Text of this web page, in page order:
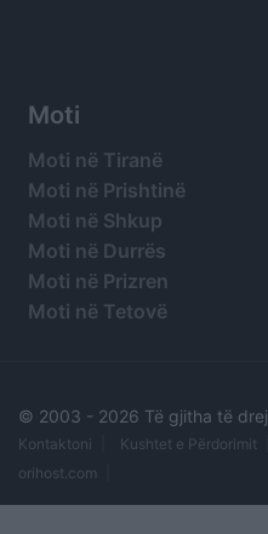
Moti
Moti në Tiranë
Moti në Prishtinë
Moti në Shkup
Moti në Durrës
Moti në Prizren
Moti në Tetovë
© 2003 - 2026 Të gjitha të
Kontaktoni Kushtet e Përdorimit
orihost.com